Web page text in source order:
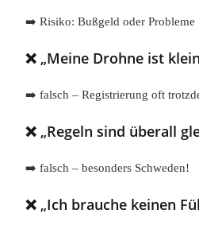
➡️ Risiko: Bußgeld oder Probleme
❌ „Meine Drohne ist
➡️ falsch – Registrierung oft
❌ „Regeln sind überall
➡️ falsch – besonders Schweden!
❌ „Ich brauche keinen